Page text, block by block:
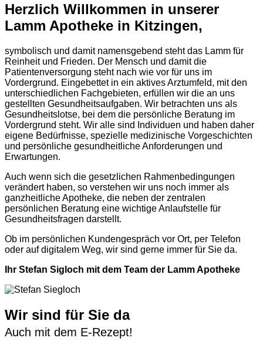
Herzlich Willkommen in unserer
Lamm Apotheke in Kitzingen,
symbolisch und damit namensgebend steht das Lamm für
Reinheit und Frieden. Der Mensch und damit die
Patientenversorgung steht nach wie vor für uns im
Vordergrund. Eingebettet in ein aktives Arztumfeld, mit den
unterschiedlichen Fachgebieten, erfüllen wir die an uns
gestellten Gesundheitsaufgaben. Wir betrachten uns als
Gesundheitslotse, bei dem die persönliche Beratung im
Vordergrund steht. Wir alle sind Individuen und haben daher
eigene Bedürfnisse, spezielle medizinische Vorgeschichten
und persönliche gesundheitliche Anforderungen und
Erwartungen.
Auch wenn sich die gesetzlichen Rahmenbedingungen
verändert haben, so verstehen wir uns noch immer als
ganzheitliche Apotheke, die neben der zentralen
persönlichen Beratung eine wichtige Anlaufstelle für
Gesundheitsfragen darstellt.
Ob im persönlichen Kundengespräch vor Ort, per Telefon
oder auf digitalem Weg, wir sind gerne immer für Sie da.
Ihr Stefan Sigloch mit dem Team der Lamm Apotheke
Wir sind für Sie da
Auch mit dem E-Rezept!